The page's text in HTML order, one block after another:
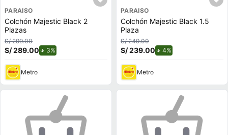
PARAISO
Colchón Majestic Black 2
Plazas
S/ 299.00
S/ 289.00 3%
Metro
PARAISO
Colchón Majestic Black 1.5
Plaza
S/ 249.00
S/ 239.00 4%
Metro